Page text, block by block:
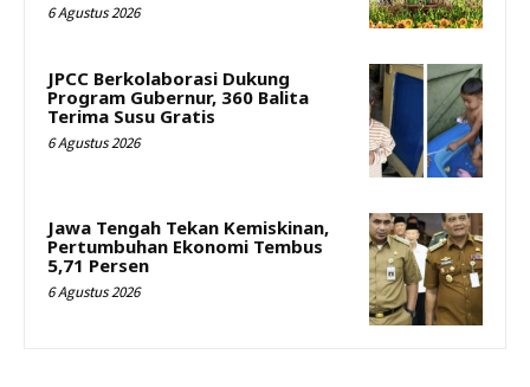
6 Agustus 2026
JPCC Berkolaborasi Dukung
Program Gubernur, 360 Balita
Terima Susu Gratis
6 Agustus 2026
Jawa Tengah Tekan Kemiskinan,
Pertumbuhan Ekonomi Tembus
5,71 Persen
6 Agustus 2026